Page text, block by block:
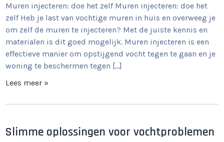
Muren injecteren: doe het zelf Muren injecteren: doe het
zelf Heb je last van vochtige muren in huis en overweeg je
om zelf de muren te injecteren? Met de juiste kennis en
materialen is dit goed mogelijk. Muren injecteren is een
effectieve manier om opstijgend vocht tegen te gaan en je
woning te beschermen tegen […]
Lees meer »
Slimme oplossingen voor vochtproblemen